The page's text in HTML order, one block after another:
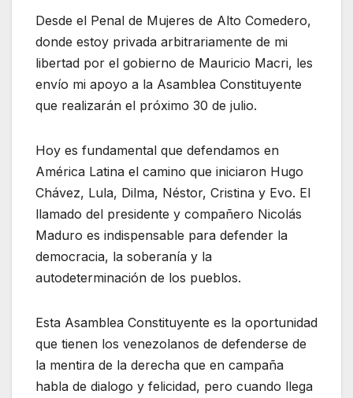
Desde el Penal de Mujeres de Alto Comedero,
donde estoy privada arbitrariamente de mi
libertad por el gobierno de Mauricio Macri, les
envío mi apoyo a la Asamblea Constituyente
que realizarán el próximo 30 de julio.
Hoy es fundamental que defendamos en
América Latina el camino que iniciaron Hugo
Chávez, Lula, Dilma, Néstor, Cristina y Evo. El
llamado del presidente y compañero Nicolás
Maduro es indispensable para defender la
democracia, la soberanía y la
autodeterminación de los pueblos.
Esta Asamblea Constituyente es la oportunidad
que tienen los venezolanos de defenderse de
la mentira de la derecha que en campaña
habla de dialogo y felicidad, pero cuando llega